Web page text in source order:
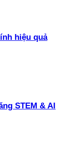
hiệu quả
STEM & AI